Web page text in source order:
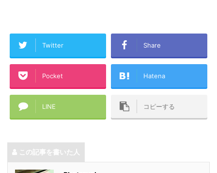
Twitter Share
Pocket Hatena
LINE コピーする
この記事を書いた人